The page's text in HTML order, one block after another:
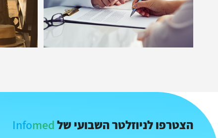
הצטרפו לניוזלטר השבועי של Infomed